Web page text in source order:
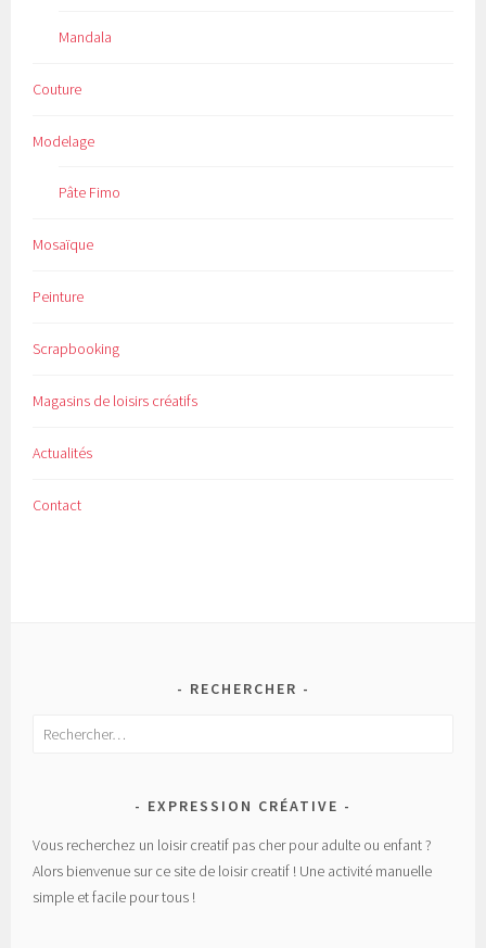
Mandala
Couture
Modelage
Pâte Fimo
Mosaïque
Peinture
Scrapbooking
Magasins de loisirs créatifs
Actualités
Contact
RECHERCHER
Rechercher :
EXPRESSION CRÉATIVE
Vous recherchez un loisir creatif pas cher pour adulte ou enfant ?
Alors bienvenue sur ce site de loisir creatif ! Une activité manuelle
simple et facile pour tous !